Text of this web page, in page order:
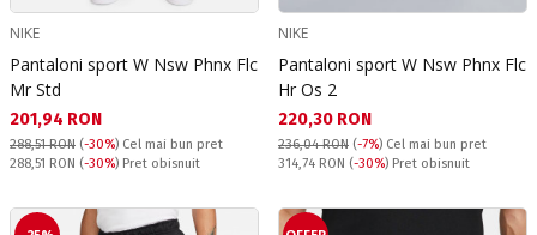
NIKE
Pantaloni sport W Nsw Phnx Flc
Mr Std
Текуща цена:
201,94 RON
288,51 RON (-30%) Cel mai bun pret
Pret obisnuit:
288,51 RON (-30%) Pret obisnuit
NIKE
Pantaloni sport W Nsw Phnx Flc
Hr Os 2
Текуща цена:
220,30 RON
236,04 RON (-7%) Cel mai bun pret
Pret obisnuit:
314,74 RON (-30%) Pret obisnuit